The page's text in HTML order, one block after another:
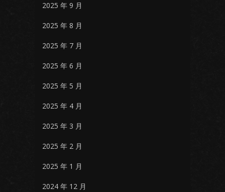
2025 年 9 月
2025 年 8 月
2025 年 7 月
2025 年 6 月
2025 年 5 月
2025 年 4 月
2025 年 3 月
2025 年 2 月
2025 年 1 月
2024 年 12 月